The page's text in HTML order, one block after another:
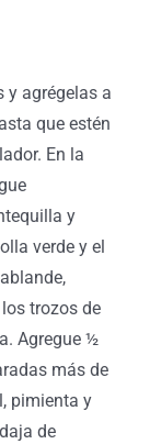
y agrégelas a
que estén
En la
y
verde y el
trozos de
Agregue ½
más de
pimienta y
de